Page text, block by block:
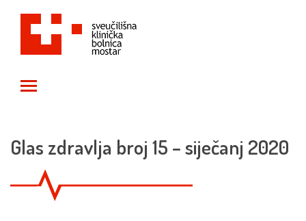
Glas zdravlja broj 15 – siječanj 2020